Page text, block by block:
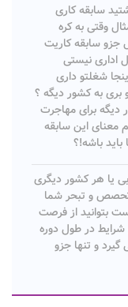
سابقه کاری
وقتی به کره
سابقه کاریت
نیستی
شغلتو داری
به کشور دیگه ؟
برای مهاجرت
این سابقه
باشه!؟
یا هر کشور دیگری
و تبحر شما
از فرصت
در طول دوره
و تنها جزو